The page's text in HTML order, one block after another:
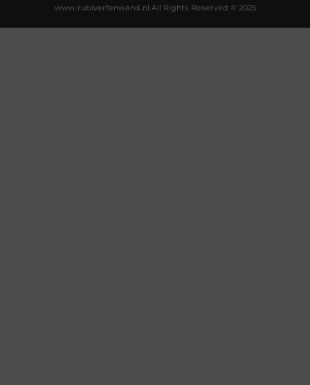
All Rights Reserved © 2025
www.rubiverfenwand.nl.